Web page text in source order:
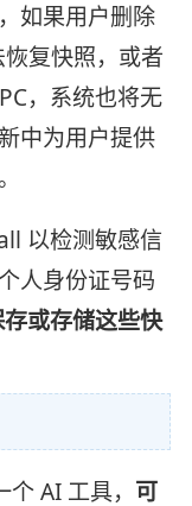
如果用户删除
复快照，或者
，系统也将无
中为用户提供
以检测敏感信
人身份证号码
或存储这些快
AI 工具， 可